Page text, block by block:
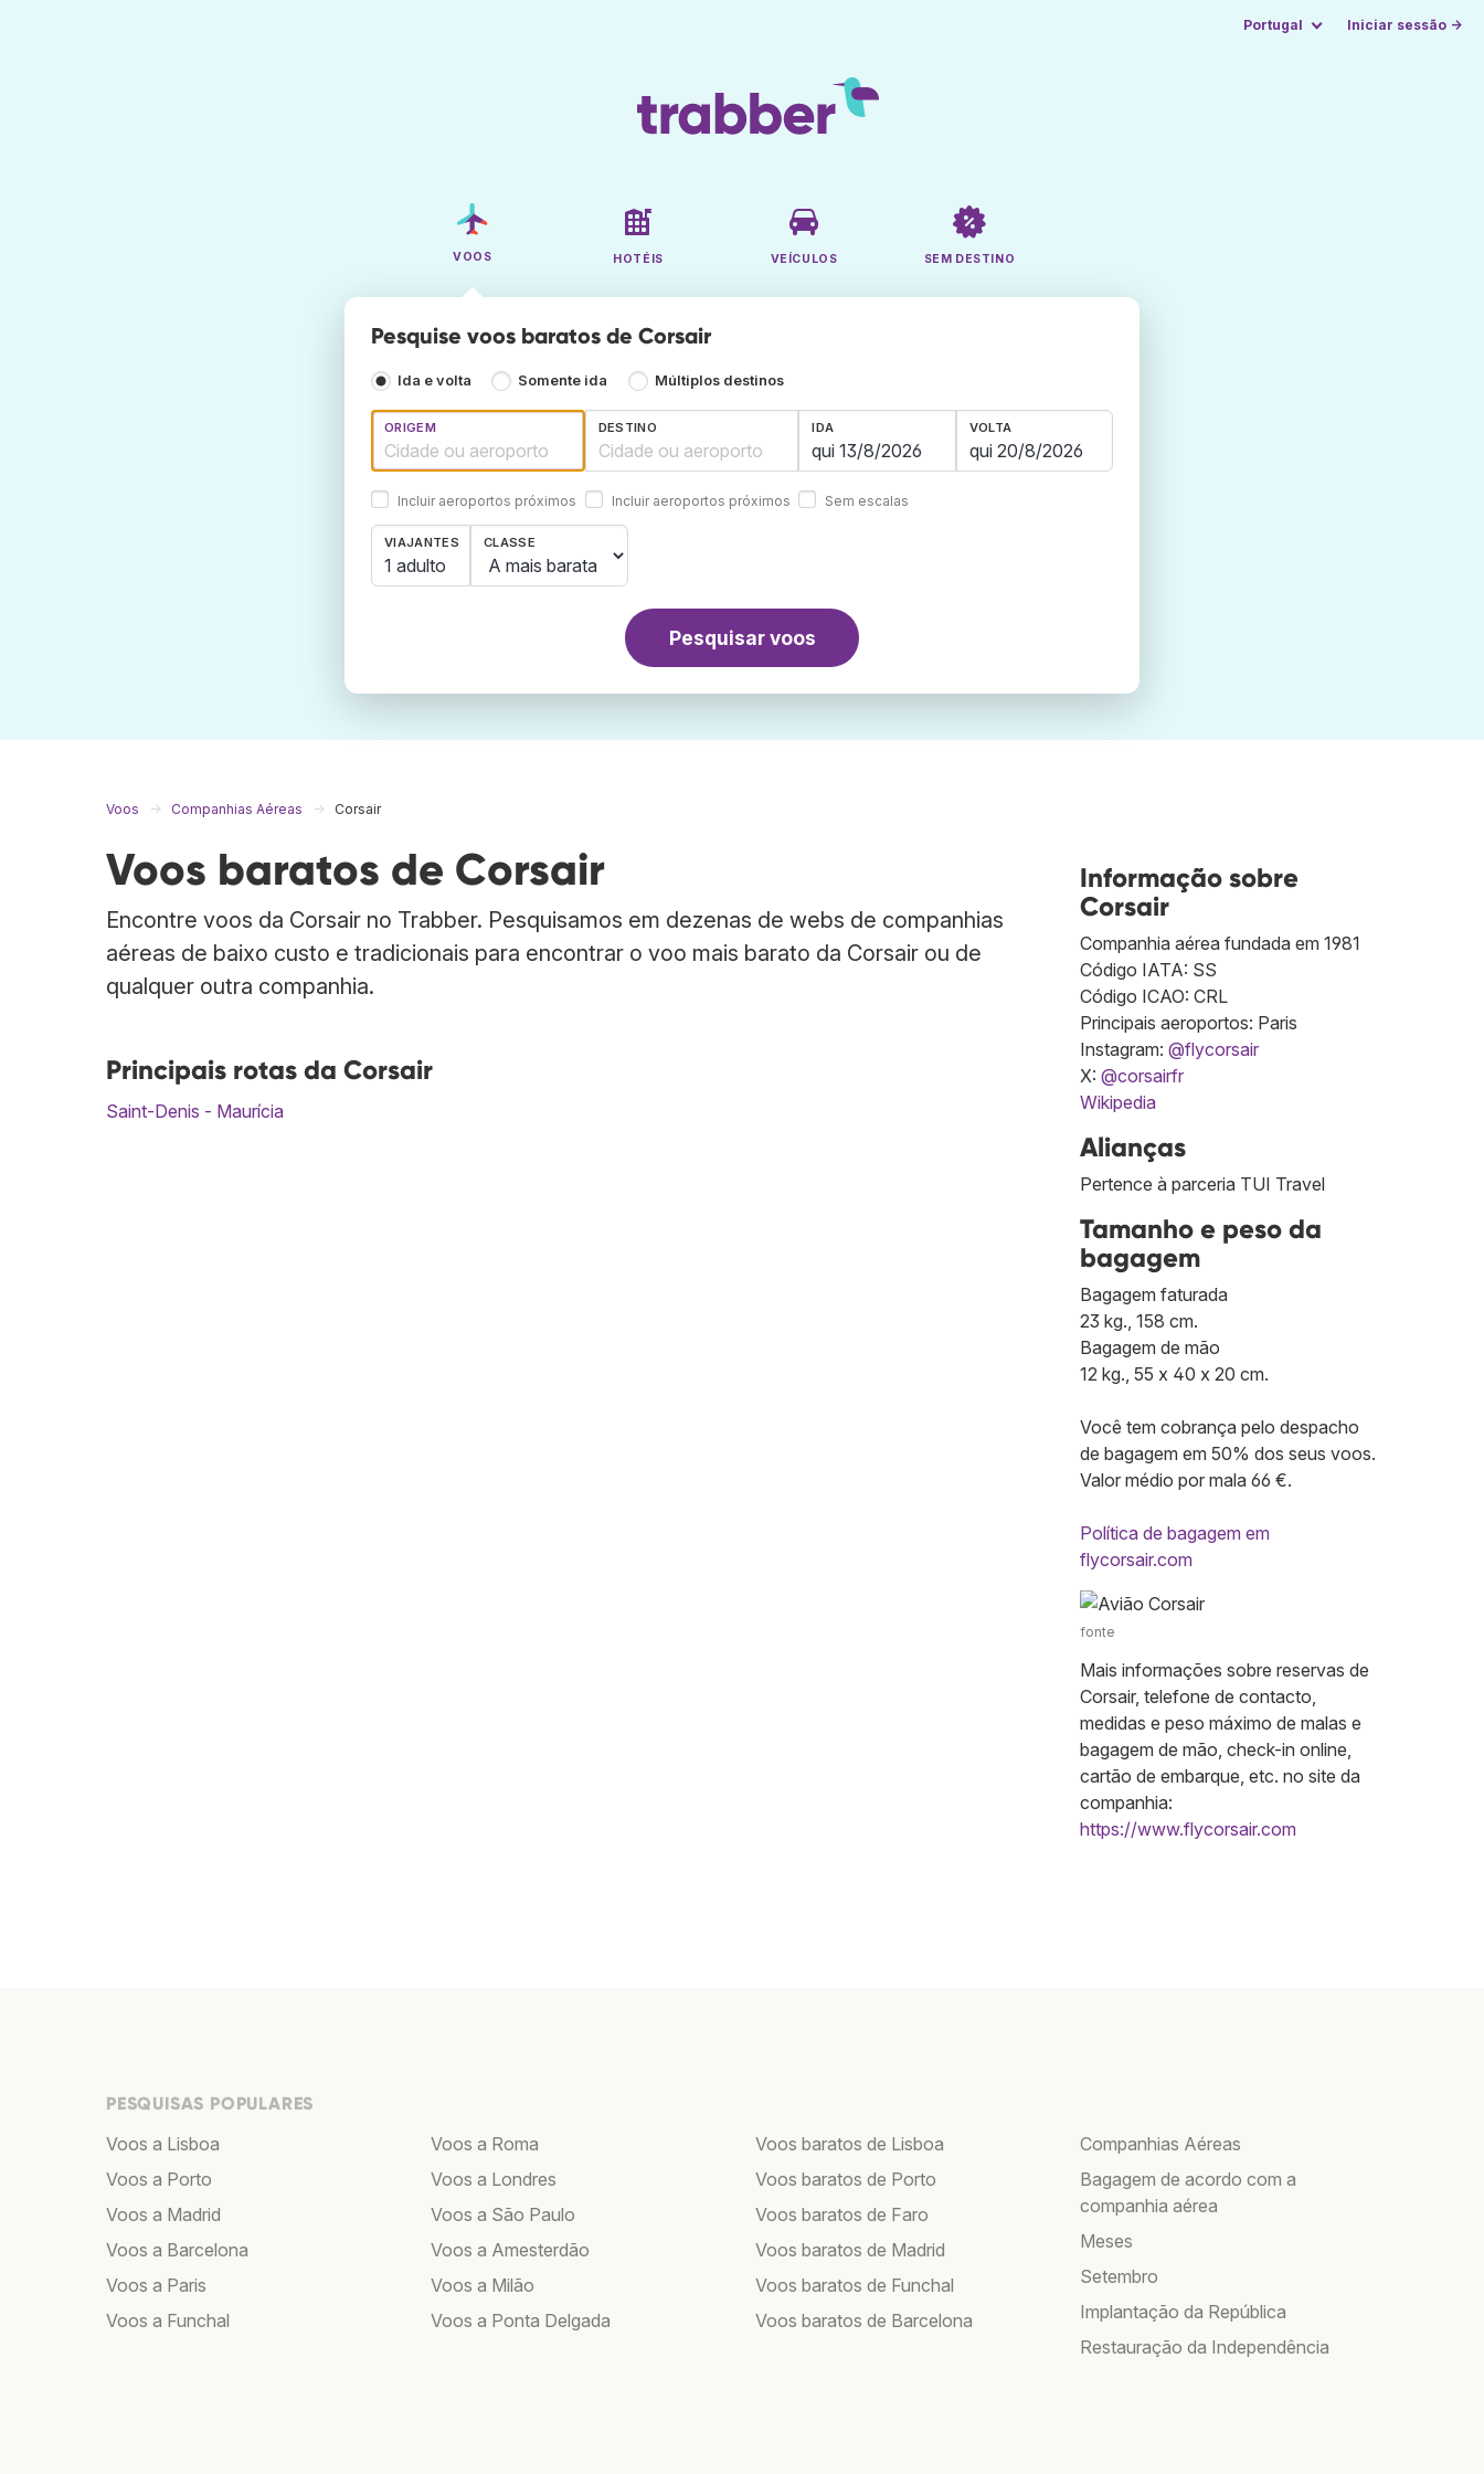
Portugal Iniciar sessão →
VOOS HOTÉIS VEÍCULOS SEM DESTINO
Pesquise voos baratos de Corsair
Ida e volta Somente ida Múltiplos destinos
ORIGEM
Incluir aeroportos próximos
DESTINO
Incluir aeroportos próximos
IDA VOLTA
Sem escalas
VIAJANTES
1 adulto
CLASSE
Pesquisar voos
Voos Companhias Aéreas Corsair
Voos baratos de Corsair
Encontre voos da Corsair no Trabber. Pesquisamos em dezenas de webs de companhias
aéreas de baixo custo e tradicionais para encontrar o voo mais barato da Corsair ou de
qualquer outra companhia.
Principais rotas da Corsair
Saint-Denis - Maurícia
Informação sobre
Corsair
Companhia aérea fundada em 1981
Código IATA: SS
Código ICAO: CRL
Principais aeroportos: Paris
Instagram: @flycorsair
X: @corsairfr
Wikipedia
Alianças
Pertence à parceria TUI Travel
Tamanho e peso da
bagagem
Bagagem faturada
23 kg., 158 cm.
Bagagem de mão
12 kg., 55 x 40 x 20 cm.
Você tem cobrança pelo despacho
de bagagem em 50% dos seus voos.
Valor médio por mala 66 €.
Política de bagagem em
flycorsair.com
fonte
Mais informações sobre reservas de
Corsair, telefone de contacto,
medidas e peso máximo de malas e
bagagem de mão, check-in online,
cartão de embarque, etc. no site da
companhia:
https://www.flycorsair.com
PESQUISAS POPULARES
Voos a Lisboa
Voos a Porto
Voos a Madrid
Voos a Barcelona
Voos a Paris
Voos a Funchal
Voos a Roma
Voos a Londres
Voos a São Paulo
Voos a Amesterdão
Voos a Milão
Voos a Ponta Delgada
Voos baratos de Lisboa
Voos baratos de Porto
Voos baratos de Faro
Voos baratos de Madrid
Voos baratos de Funchal
Voos baratos de Barcelona
Companhias Aéreas
Bagagem de acordo com a
companhia aérea
Meses
Setembro
Implantação da República
Restauração da Independência